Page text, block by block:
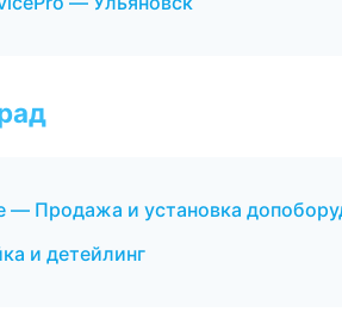
— Продажа и установка
и детейлинг